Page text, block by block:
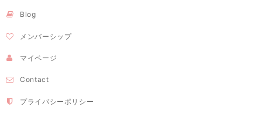
Blog
メンバーシップ
マイページ
Contact
プライバシーポリシー